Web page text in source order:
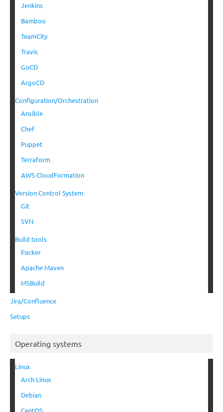
Jenkins
Bamboo
TeamCity
Travis
GoCD
ArgoCD
Configuration/Orchestration
Ansible
Chef
Puppet
Terraform
AWS CloudFormation
Version Control System
Git
SVN
Build tools
Packer
Apache Maven
MSBuild
Jira/Confluence
Setups
Operating systems
Linux
Arch Linux
Debian
CentOS